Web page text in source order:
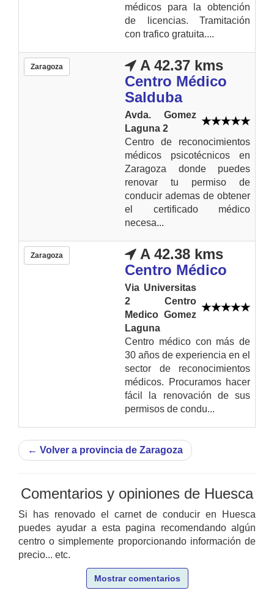
médicos para la obtención
de licencias. Tramitación
con trafico gratuita....
Zaragoza
A 42.37 kms
Centro Médico
Salduba
Avda. Gomez
Laguna 2
Centro de reconocimientos
médicos psicotécnicos en
Zaragoza donde puedes
renovar tu permiso de
conducir ademas de obtener
el certificado médico
necesa...
Zaragoza
A 42.38 kms
Centro Médico
Via Universitas
2 Centro
Medico Gomez
Laguna
Centro médico con más de
30 años de experiencia en el
sector de reconocimientos
médicos. Procuramos hacer
fácil la renovación de sus
permisos de condu...
← Volver a provincia de Zaragoza
Comentarios y opiniones de Huesca
Si has renovado el carnet de conducir en Huesca
puedes ayudar a esta pagina recomendando algún
centro o simplemente proporcionando información de
precio... etc.
Mostrar comentarios